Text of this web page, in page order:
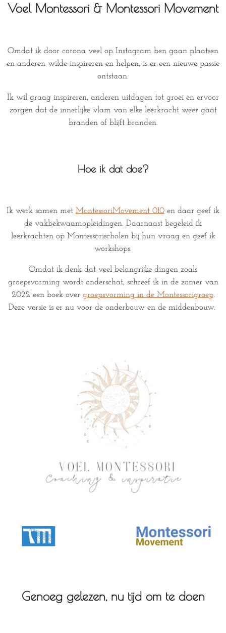
Voel Montessori & Montessori Movement
Omdat ik door corona veel op Instagram ben gaan plaatsen
en anderen wilde inspireren en helpen, is er een nieuwe passie
ontstaan.
Ik wil graag inspireren, anderen uitdagen tot groei en ervoor
zorgen dat de innerlijke vlam van elke leerkracht weer gaat
branden of blijft branden.
Hoe ik dat doe?
Ik werk samen met MontessoriMovement 010 en daar geef ik
de vakbekwaamopleidingen. Daarnaast begeleid ik
leerkrachten op Montessorischolen bij hun vraag en geef ik
workshops.
Omdat ik denk dat veel belangrijke dingen zoals
groepsvorming wordt onderschat, schreef ik in de zomer van
2022 een boek over groepsvorming in de Montessorigroep.
Deze versie is er nu voor de onderbouw en de middenbouw.
Genoeg gelezen, nu tijd om te doen